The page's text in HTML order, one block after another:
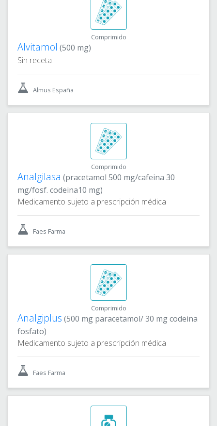
Comprimido
Alvitamol (500 mg)
Sin receta
Almus España
Comprimido
Analgilasa (pracetamol 500 mg/cafeina 30
mg/fosf. codeina10 mg)
Medicamento sujeto a prescripción médica
Faes Farma
Comprimido
Analgiplus (500 mg paracetamol/ 30 mg codeina
fosfato)
Medicamento sujeto a prescripción médica
Faes Farma